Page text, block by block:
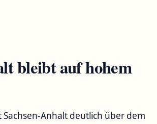
bleibt auf hohem
Anhalt deutlich über dem